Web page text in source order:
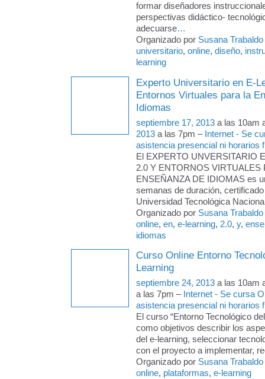
formar diseñadores
perspectivas didáctico-
adecuarse…
Organizado por Susana Trabaldo
universitario, online, diseño,
learning
Experto Universitario en E-
Entornos Virtuales para la
Idiomas
septiembre 17, 2013 a las 10am
2013 a las 7pm – Internet - Se
asistencia presencial ni horarios
El EXPERTO UNVERSITARIO
2.0 Y ENTORNOS VIRTUALES
ENSEÑANZA DE IDIOMAS es
semanas de duración,
Universidad Tecnológica
Organizado por Susana Trabaldo
online, en, e-learning, 2.0, y,
idiomas
Curso Online Entorno
Learning
septiembre 24, 2013 a las 10am
a las 7pm – Internet - Se cursa
asistencia presencial ni horarios
El curso “Entorno Tecnológico
como objetivos describir los
del e-learning, seleccionar
con el proyecto a implementar,
Organizado por Susana Trabaldo
online, plataformas, e-learning